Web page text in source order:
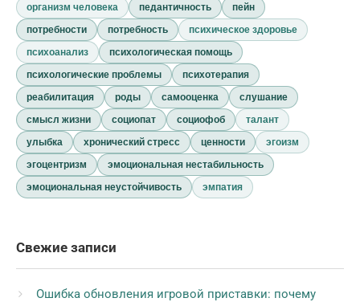
организм человека
педантичность
пейн
потребности
потребность
психическое здоровье
психоанализ
психологическая помощь
психологические проблемы
психотерапия
реабилитация
роды самооценка
слушание
смысл жизни
социопат социофоб
талант
улыбка
хронический стресс ценности
эгоизм
эгоцентризм
эмоциональная нестабильность
эмоциональная неустойчивость
эмпатия
Свежие записи
Ошибка обновления игровой приставки: почему